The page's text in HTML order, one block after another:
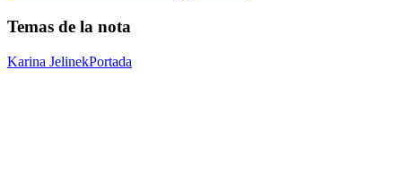
Temas de la nota
Karina JelinekPortada